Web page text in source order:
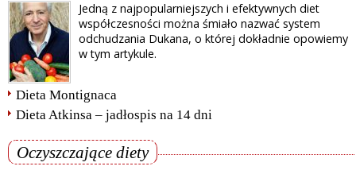
Jedną z najpopularniejszych i efektywnych diet
współczesności można śmiało nazwać system
odchudzania Dukana, o której dokładnie opowiemy
w tym artykule.
Dieta Montignaca
Dieta Atkinsa – jadłospis na 14 dni
Oczyszczające diety